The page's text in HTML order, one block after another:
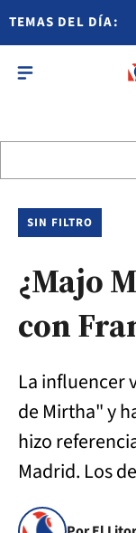
TEMAS DEL DÍA:
SIN FILTRO
¿Majo
con
La influencer
de Mirtha" y
hizo
Madrid. Los